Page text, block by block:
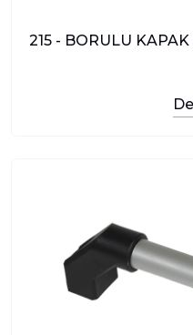
215 - BORULU